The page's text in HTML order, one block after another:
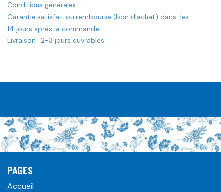
Conditions générales
Garantie satisfait ou remboursé (bon d'achat) dans les
14 jours après la commande
Livraison : 2-3 jours ouvrables
PAGES
Accueil